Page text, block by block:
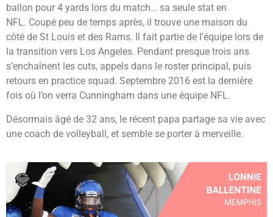
ballon pour 4 yards lors du match… sa seule stat en
NFL. Coupé peu de temps après, il trouve une maison du
côté de St Louis et des Rams. Il fait partie de l’équipe lors de
la transition vers Los Angeles. Pendant presque trois ans
s’enchaînent les cuts, appels dans le roster principal, puis
retours en practice squad. Septembre 2016 est la dernière
fois où l’on verra Cunningham dans une équipe NFL.
Désormais âgé de 32 ans, le récent papa partage sa vie avec
une coach de volleyball, et semble se porter à merveille.